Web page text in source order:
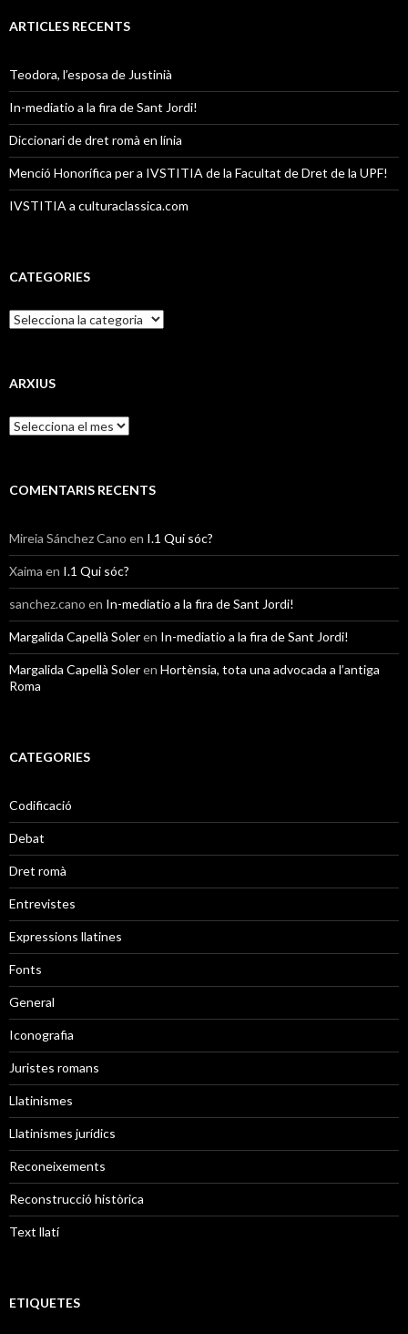
ARTICLES RECENTS
Teodora, l’esposa de Justinià
In-mediatio a la fira de Sant Jordi!
Diccionari de dret romà en línia
Menció Honorífica per a IVSTITIA de la Facultat de Dret de la UPF!
IVSTITIA a culturaclassica.com
CATEGORIES
C
a
g
r
i
ARXIUS
A
r
u
COMENTARIS RECENTS
Mireia Sánchez Cano en I.1 Qui sóc?
Xaima en I.1 Qui sóc?
sanchez.cano en In-mediatio a la fira de Sant Jordi!
Margalida Capellà Soleren In-mediatio a la fira de Sant Jordi!
Margalida Capellà Soleren Hortènsia, tota una advocada a l’antiga
Roma
CATEGORIES
Codificació
Debat
Dret romà
Entrevistes
Expressions llatines
Fonts
General
Iconografia
Juristes romans
Llatinismes
Llatinismes jurídics
Reconeixements
Reconstrucció històrica
Text llatí
ETIQUETES